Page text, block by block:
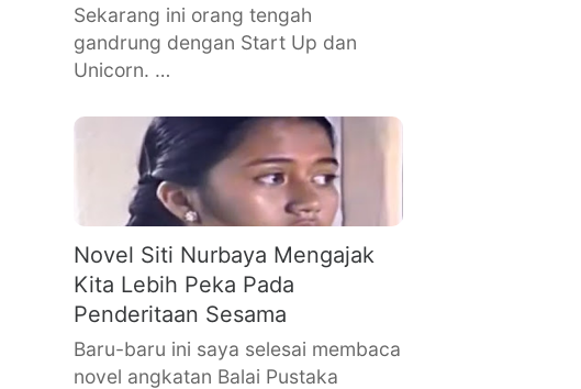
Sekarang ini orang tengah
gandrung dengan Start Up dan
Unicorn. …
Novel Siti Nurbaya Mengajak
Kita Lebih Peka Pada
Penderitaan Sesama
Baru-baru ini saya selesai membaca
novel angkatan Balai Pustaka